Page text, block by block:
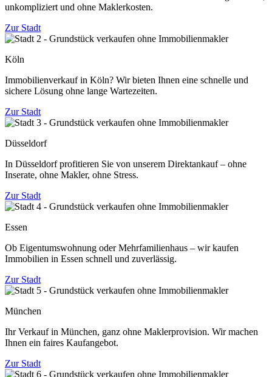
unkompliziert und ohne Maklerkosten.
Zur Stadt
Köln
Immobilienverkauf in Köln? Wir bieten Ihnen eine schnelle und
sichere Lösung ohne lange Wartezeiten.
Zur Stadt
Düsseldorf
In Düsseldorf profitieren Sie von unserem Direktankauf – ohne
Inserate, ohne Makler, ohne Stress.
Zur Stadt
Essen
Ob Eigentumswohnung oder Mehrfamilienhaus – wir kaufen
Immobilien in Essen schnell und zuverlässig.
Zur Stadt
München
Ihr Verkauf in München, ganz ohne Maklerprovision. Wir machen
Ihnen ein faires Kaufangebot.
Zur Stadt